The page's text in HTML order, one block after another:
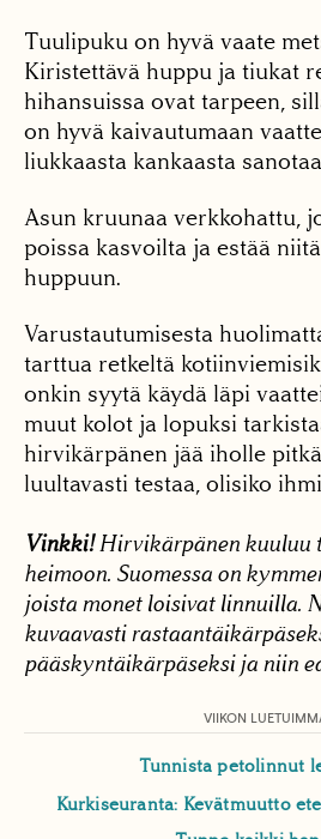
Tuulipuku on hyvä vaate
Kiristettävä huppu ja tiukat
hihansuissa ovat tarpeen,
on hyvä kaivautumaan
liukkaasta kankaasta
Asun kruunaa verkkohattu,
poissa kasvoilta ja estää
huppuun.
Varustautumisesta
tarttua retkeltä
onkin syytä käydä läpi
muut kolot ja lopuksi
hirvikärpänen jää iholle
luultavasti testaa, olisiko
Vinkki!Hirvikärpänen kuuluu
heimoon. Suomessa on
joista monet loisivat linnuilla.
kuvaavasti
pääskyntäikärpäseksi ja niin
VIIKON
Tunnista petolinnut
Kurkiseuranta: Kevätmuutto